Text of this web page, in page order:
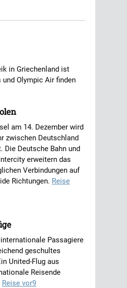
in Griechenland ist
Olympic Air finden
am 14. Dezember wird
zwischen Deutschland
Die Deutsche Bahn und
erweitern das
Verbindungen auf
Richtungen. Reise
Passagiere
geschultes
United-Flug aus
Reisende
Reise vor9